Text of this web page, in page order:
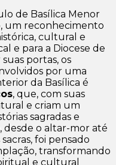
de Basílica Menor
um reconhecimento
cultural e
e para a Diocese de
portas, os
por uma
da Basílica é
, que, com suas
e criam um
sagradas e
desde o altar-mor até
foi pensado
transformando
e cultural